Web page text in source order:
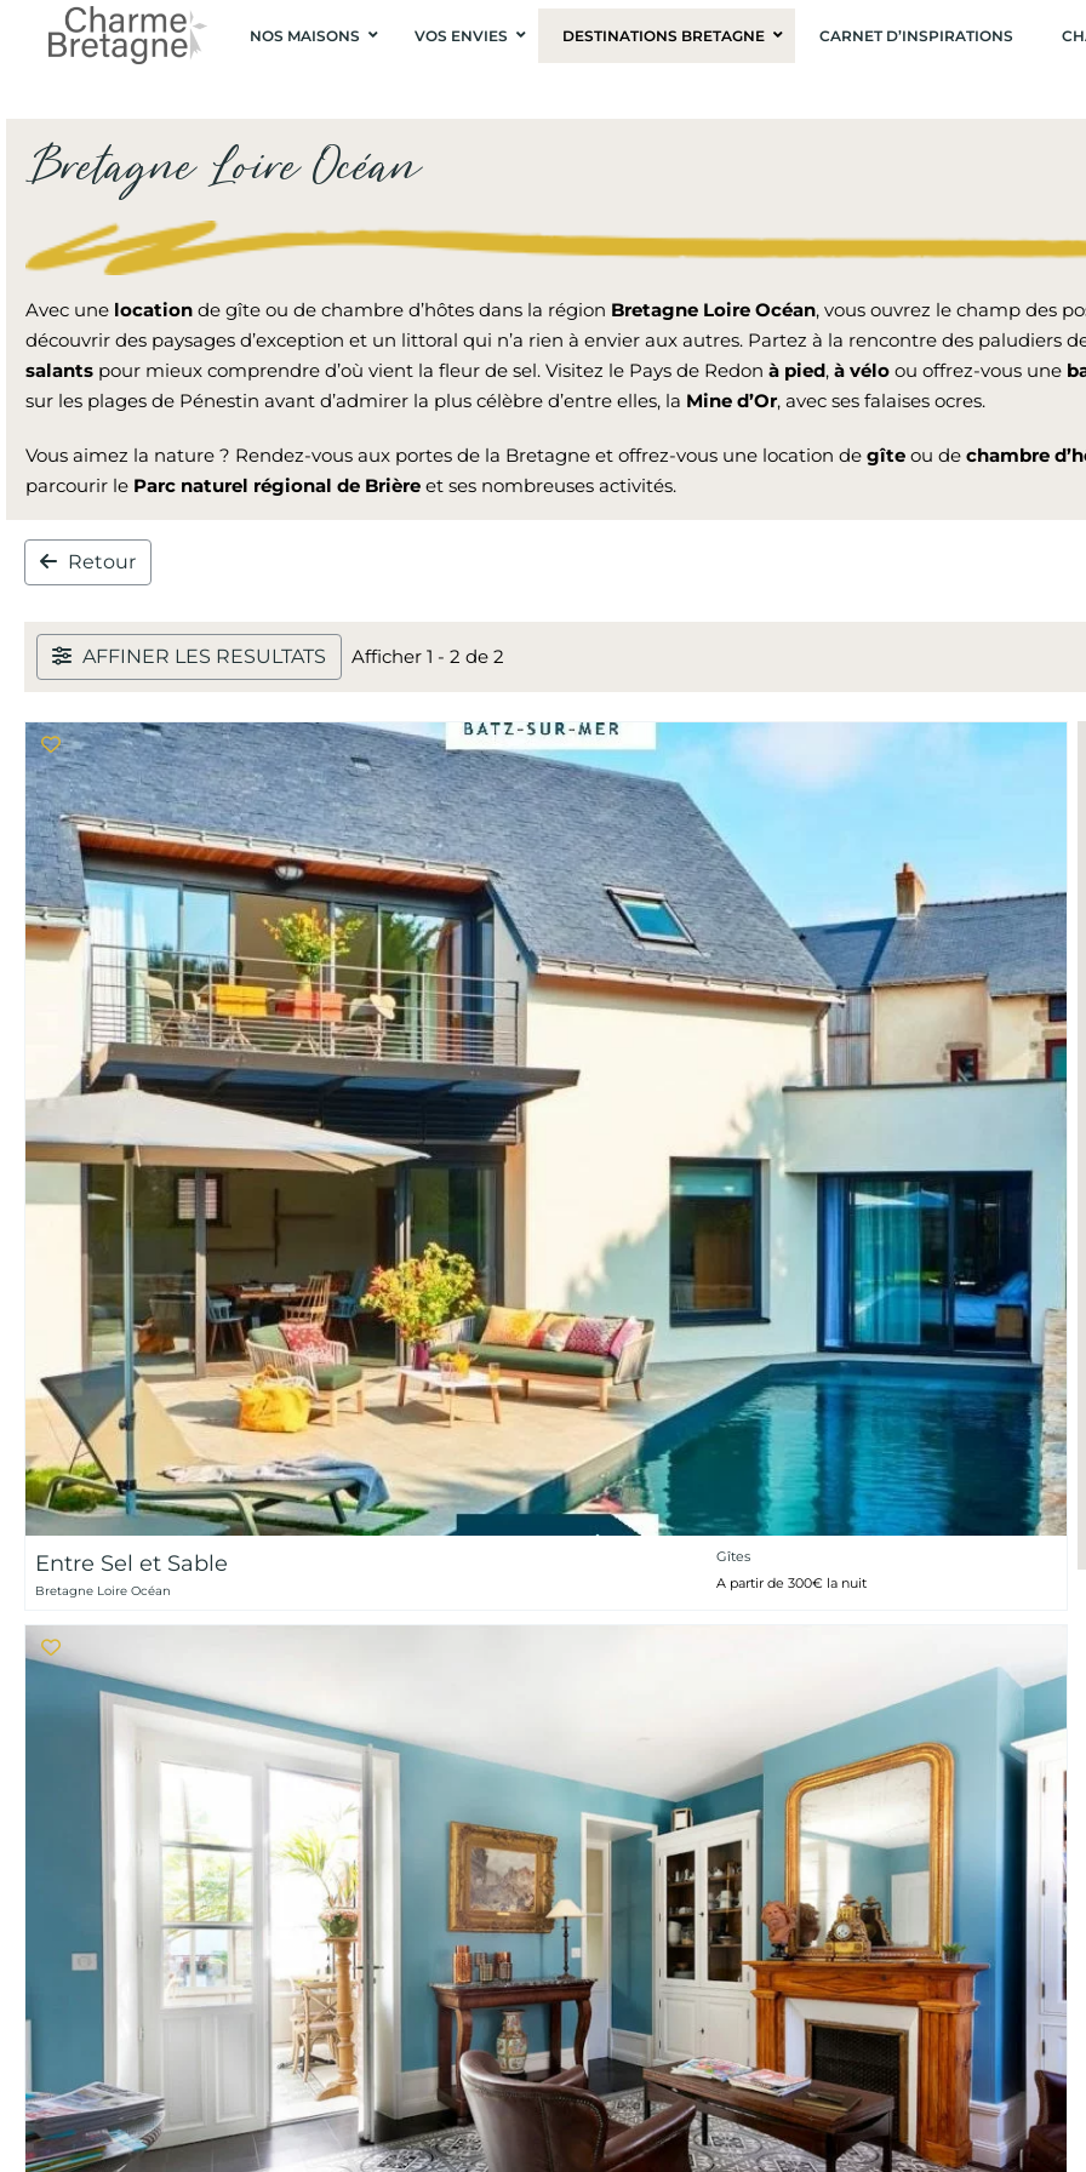
NOS MAISONS VOS ENVIES DESTINATIONS BRETAGNE CARNET D’INSPIRATIONS
Bretagne Loire Océan
Avec une location de gîte ou de chambre d’hôtes dans la région Bretagne Loire Océan, vous ouvrez le champ des
découvrir des paysages d’exception et un littoral qui n’a rien à envier aux autres. Partez à la rencontre des paludiers
salants pour mieux comprendre d’où vient la fleur de sel. Visitez le Pays de Redon à pied, à vélo ou offrez-vous une
sur les plages de Pénestin avant d’admirer la plus célèbre d’entre elles, la Mine d’Or, avec ses falaises ocres.
Vous aimez la nature ? Rendez-vous aux portes de la Bretagne et offrez-vous une location de gîte ou de chambre
parcourir le Parc naturel régional de Brière et ses nombreuses activités.
Retour
AFFINER LES RESULTATS Afficher 1 - 2 de 2
Entre Sel et Sable
Bretagne Loire Océan
Gîtes
A partir de 300€ la nuit